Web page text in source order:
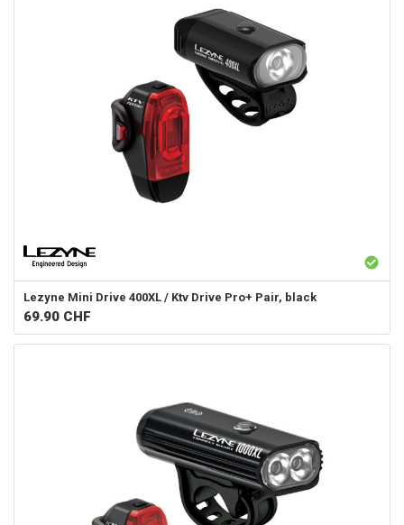
Lezyne Mini Drive 400XL / Ktv Drive Pro+ Pair, black
69.90 CHF